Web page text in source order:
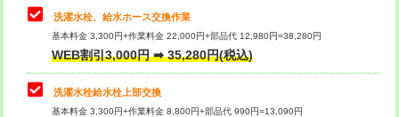
業）
排水管工事（排水管工事/3ｍまで） 55,000円
排水管工事（追加 排水管工事/3ｍ超
え）
キッチンタンク脱着
その他部品の脱着
交換・取付（タンク）
洗濯水栓、給水ホース交換作業
基本料金 3,300円+作業料金 22,000円+部品代 12,980円=38,280円
WEB割引3,000円 ➡ 35,280円(税込)
洗濯水栓給水栓上部交換
基本料金 3,300円+作業料金 8,800円+部品代 990円=13,090円